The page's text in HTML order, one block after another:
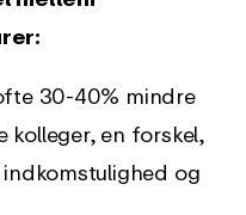
30-40% mindre
kolleger, en forskel,
og